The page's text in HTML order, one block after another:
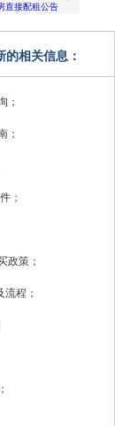
接配租公告
相关信息：
；
；
；
政策；
程；